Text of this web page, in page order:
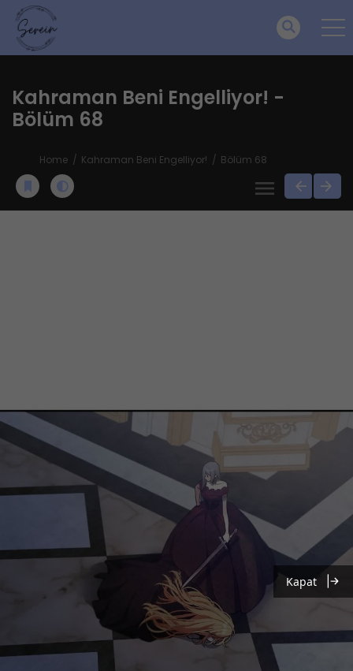
Kahraman Beni Engelliyor! -
Bölüm 68
Home Kahraman Beni Engelliyor! Bölüm 68
Kapat